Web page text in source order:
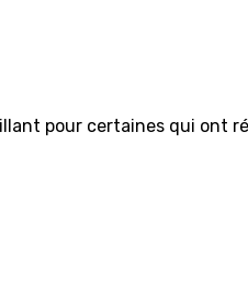
pour certaines qui ont